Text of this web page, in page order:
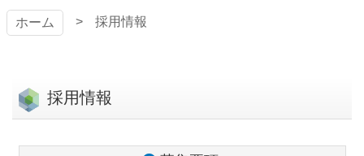
へ
ス
ホーム 採用情報
採用情報